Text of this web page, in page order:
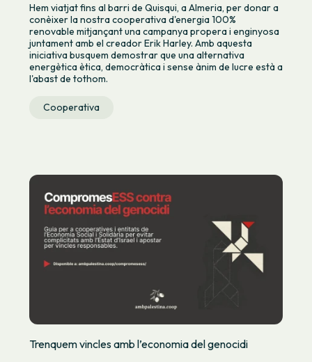
Hem viatjat fins al barri de Quisqui, a Almeria, per donar a
conèixer la nostra cooperativa d'energia 100%
renovable mitjançant una campanya propera i enginyosa
juntament amb el creador Erik Harley. Amb aquesta
iniciativa busquem demostrar que una alternativa
energètica ètica, democràtica i sense ànim de lucre està a
l'abast de tothom.
Cooperativa
Trenquem vincles amb l’economia del genocidi